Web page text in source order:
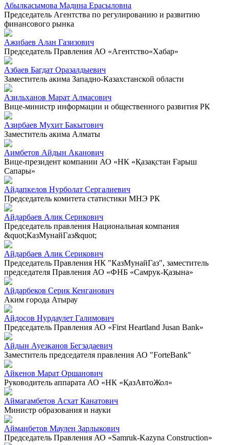
Абылкасымова Мадина Ерасыловна
Председатель Агентства по регулированию и развитию
финансового рынка
Ажибаев Алан Газизович
Председатель Правления АО «Агентство«Хабар»
Азбаев Багдат Оразалдыевич
Заместитель акима Западно-Казахстанской области
Азильханов Марат Алмасович
Вице-министр информации и общественного развития РК
Азирбаев Мухит Бакытович
Заместитель акима Алматы
Аимбетов Айдын Аканович
Вице-президент компании АО «НК «Қазақстан Ғарыш
Сапары»
Айдапкелов Нурболат Сергалиевич
Председатель комитета статистики МНЭ РК
Айдарбаев Алик Серикович
Председатель правления Национальная компания
&quot;КазМунайГаз&quot;
Айдарбаев Алик Серикович
Председатель Правления НК "КазМунайГаз", заместитель
председателя Правления АО «ФНБ «Самрук-Қазына»
Айдарбеков Серик Кенганович
Аким города Атырау
Айдосов Нурдаулет Галимович
Председатель Правления АО «First Heartland Jusan Bank»
Айдын Ауезканов Бегзадаевич
Заместитель председателя правления АО "ForteBank"
Айкенов Марат Оршанович
Руководитель аппарата АО «НК «ҚазАвтоЖол»
Аймагамбетов Асхат Канатович
Министр образования и науки
Айманбетов Маулен Зарлыкович
Председатель Правления АО «Samruk-Kazyna Construction»